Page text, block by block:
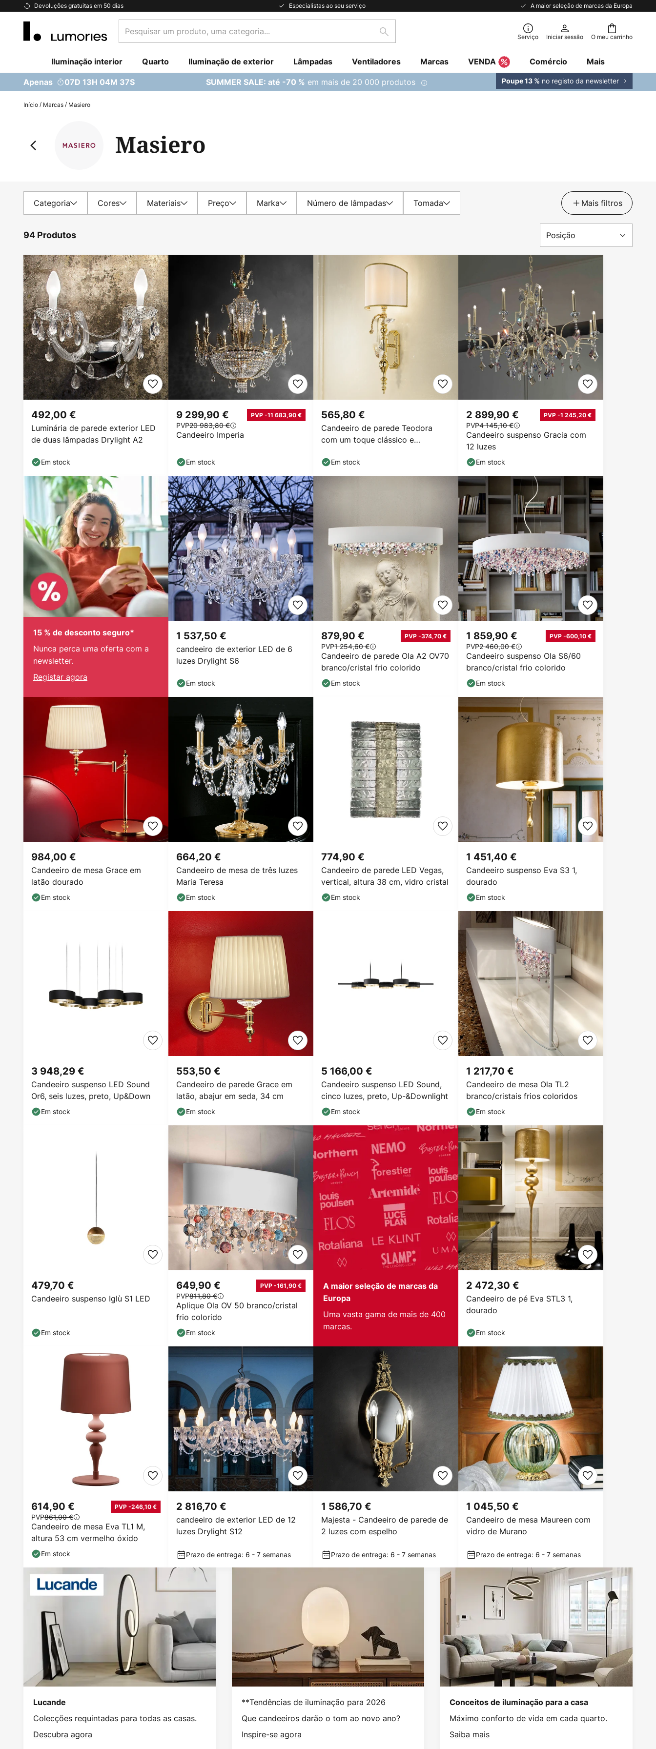
Devoluções gratuitas em 50 dias Especialistas ao seu serviço A maior seleção de marcas da Europa
Ir
Conteúdo
O meu carrinho
um
uma
categoria...
Pesquisar Serviço Iniciar sessão
Iluminação interior Quarto Iluminação de exterior Lâmpadas Ventiladores Marcas VENDA Comércio Mais
Apenas 07D 13H 04M 35S SUMMER SALE: até -70 % em mais de 20 000 produtos Poupe 13 % no registo da newsletter
Início Marcas Masiero
Masiero
Categoria Cores Materiais Preço Marka Número de lâmpadas Tomada Mais filtros
94 Produtos
Luminária de parede exterior LED
de duas lâmpadas Drylight A2
492,00 €
Em stock
Candeeiro Imperia
9 299,90 € PVP -11 683,90 €
PVP20 983,80 €
Em stock
Candeeiro de parede Teodora
com um toque clássico e
565,80 €
Em stock
Candeeiro suspenso Gracia com
12 luzes
2 899,90 € PVP -1 245,20 €
PVP4 145,10 €
Em stock
15 % de desconto seguro*
Nunca perca uma oferta com a
newsletter.
Registar agora
candeeiro de exterior LED de 6
luzes Drylight S6
1 537,50 €
Em stock
Candeeiro de parede Ola A2 OV70
branco/cristal frio colorido
879,90 € PVP -374,70 €
PVP1 254,60 €
Em stock
Candeeiro suspenso Ola S6/60
branco/cristal frio colorido
1 859,90 € PVP -600,10 €
PVP2 460,00 €
Em stock
Candeeiro de mesa Grace em
latão dourado
984,00 €
Em stock
Candeeiro de mesa de três luzes
Maria Teresa
664,20 €
Em stock
Candeeiro de parede LED Vegas,
vertical, altura 38 cm, vidro cristal
774,90 €
Em stock
Candeeiro suspenso Eva S3 1,
dourado
1 451,40 €
Em stock
Candeeiro suspenso LED Sound
Or6, seis luzes, preto, Up&Down
3 948,29 €
Em stock
Candeeiro de parede Grace em
latão, abajur em seda, 34 cm
553,50 €
Em stock
Candeeiro suspenso LED Sound,
cinco luzes, preto, Up-&Downlight
5 166,00 €
Em stock
Candeeiro de mesa Ola TL2
branco/cristais frios coloridos
1 217,70 €
Em stock
Candeeiro suspenso Iglù S1 LED
479,70 €
Em stock
Aplique Ola OV 50 branco/cristal
frio colorido
649,90 € PVP -161,90 €
PVP811,80 €
Em stock
A maior seleção de marcas da
Europa
Uma vasta gama de mais de 400
marcas.
Candeeiro de pé Eva STL3 1,
dourado
2 472,30 €
Em stock
Candeeiro de mesa Eva TL1 M,
altura 53 cm vermelho óxido
614,90 € PVP -246,10 €
PVP861,00 €
Em stock
candeeiro de exterior LED de 12
luzes Drylight S12
2 816,70 €
Prazo de entrega: 6 - 7 semanas
Majesta - Candeeiro de parede de
2 luzes com espelho
1 586,70 €
Prazo de entrega: 6 - 7 semanas
Candeeiro de mesa Maureen com
vidro de Murano
1 045,50 €
Prazo de entrega: 6 - 7 semanas
Lucande
Colecções requintadas para todas as casas.
Descubra agora
**Tendências de iluminação para 2026
Que candeeiros darão o tom ao novo ano?
Inspire-se agora
Conceitos de iluminação para a casa
Máximo conforto de vida em cada quarto.
Saiba mais